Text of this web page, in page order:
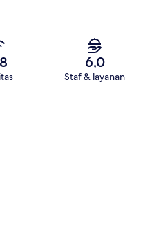
6,0
Staf & layanan